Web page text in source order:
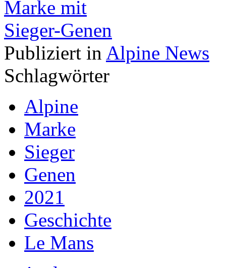
Publiziert in Alpine News
Schlagwörter
Alpine
Marke
Sieger
Genen
2021
Geschichte
Le Mans